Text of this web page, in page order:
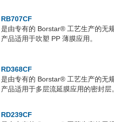
RB707CF
是由专有的 Borstar® 工艺生产的无
产品适用于吹塑 PP 薄膜应用。
RD368CF
是由专有的 Borstar® 工艺生产的无
产品适用于多层流延膜应用的密封层。
RD239CF